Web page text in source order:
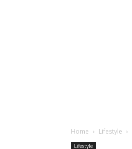
Home Lifestyle
Lifestyle